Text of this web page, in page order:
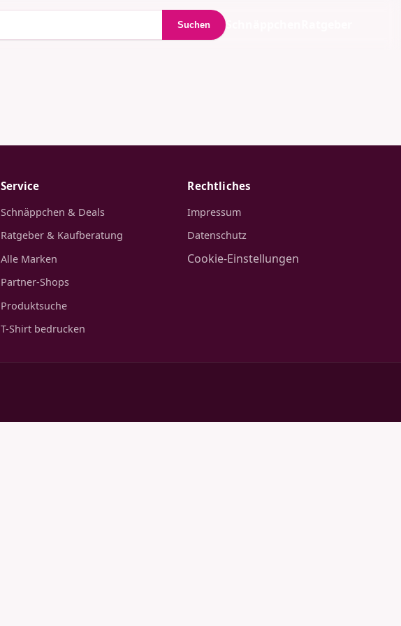
Suchen
Service
Schnäppchen & Deals
Ratgeber & Kaufberatung
Alle Marken
Partner-Shops
Produktsuche
T-Shirt bedrucken
Rechtliches
Impressum
Datenschutz
Cookie-Einstellungen